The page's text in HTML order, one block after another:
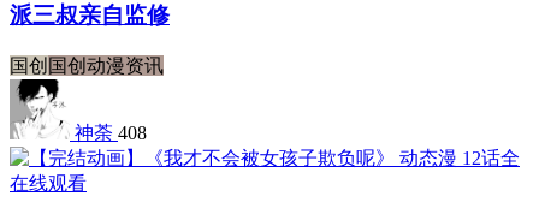
派三叔亲自监修
国创 国创动漫资讯
神荼 408